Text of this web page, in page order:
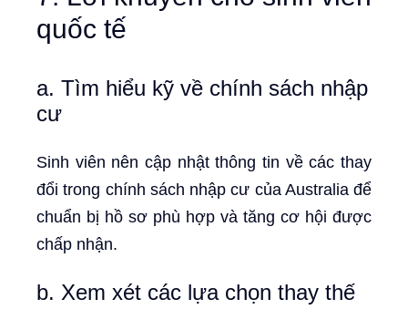
quốc tế
a. Tìm hiểu kỹ về chính sách nhập
cư
Sinh viên nên cập nhật thông tin về các thay
đổi trong chính sách nhập cư của Australia để
chuẩn bị hồ sơ phù hợp và tăng cơ hội được
chấp nhận.
b. Xem xét các lựa chọn thay thế